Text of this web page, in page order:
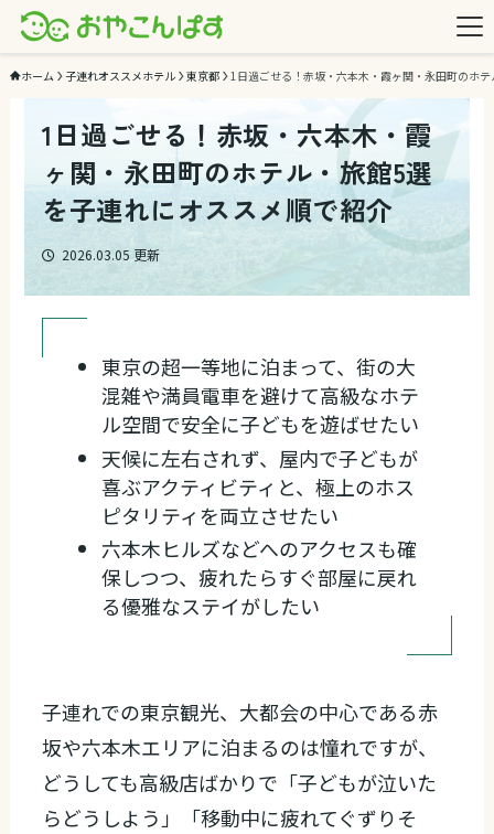
ホーム 子連れオススメホテル 東京都 1日過ごせる！赤坂・六本木・霞ヶ関・永田町のホ
1日過ごせる！赤坂・六本木・霞
ヶ関・永田町のホテル・旅館5選
を子連れにオススメ順で紹介
2026.03.05 更新
東京の超一等地に泊まって、街の大
混雑や満員電車を避けて高級なホテ
ル空間で安全に子どもを遊ばせたい
天候に左右されず、屋内で子どもが
喜ぶアクティビティと、極上のホス
ピタリティを両立させたい
六本木ヒルズなどへのアクセスも確
保しつつ、疲れたらすぐ部屋に戻れ
る優雅なステイがしたい
子連れでの東京観光、大都会の中心である赤
坂や六本木エリアに泊まるのは憧れですが、
どうしても高級店ばかりで「子どもが泣いた
らどうしよう」「移動中に疲れてぐずりそ